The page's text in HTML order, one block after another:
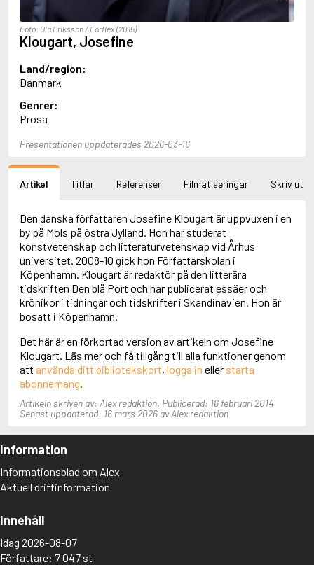
Adam de la Halle
Adamov, Arthur
Adams, Douglas
Adams, Herbert
Adams, Jane
Adams, Richard
Adbåge, Emma
Adbåge, Lisen
Adelborg, Ottilia
Adiga, Aravind
Adnan, Etel
Adolfsson, Evert
Adolfsson, Gunnar
Adolfsson, Josefine
Adolfsson, Maria
Adolphsen, Peter
Foto: Ola Eriksson / Forflex (2015)
Klougart, Josefine
Land/region:
Danmark
Genrer:
Prosa
Presentationen uppdaterades 2026-03-16
Artikel Titlar Referenser Filmatiseringar Skriv ut
Den danska författaren Josefine Klougart är uppvuxen i en
by på Mols på östra Jylland. Hon har studerat
konstvetenskap och litteraturvetenskap vid Århus
universitet. 2008-10 gick hon Författarskolan i
Köpenhamn. Klougart är redaktör på den litterära
tidskriften Den blå Port och har publicerat essäer och
krönikor i tidningar och tidskrifter i Skandinavien. Hon är
bosatt i Köpenhamn.
Det här är en förkortad version av artikeln om Josefine
Klougart. Läs mer och få tillgång till alla funktioner genom
att använda ditt bibliotekskort, logga in eller starta
abonnemang
Artikeln skriven av: Alex redaktion. Publicerad: 16 februari 2014
Senast uppdaterad: 16 mars 2026 av Alex redaktion
Information
Informationsblad om Alex
Aktuell driftinformation
Innehåll
Idag 2026-08-07
Författare: 7 047 st